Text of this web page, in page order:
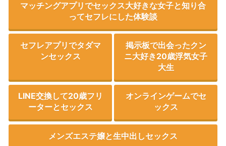
マッチングアプリでセックス大好きな女子と知り合
ってセフレにした体験談
セフレアプリでタダマ
ンセックス
掲示板で出会ったクン
ニ大好き20歳浮気女子
大生
LINE交換して20歳フリ
ーターとセックス
オンラインゲームでセ
ックス
メンズエステ嬢と生中出しセックス